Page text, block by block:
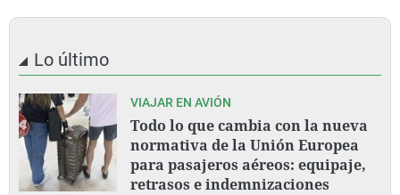
Lo último
VIAJAR EN AVIÓN
Todo lo que cambia con la nueva
normativa de la Unión Europea
para pasajeros aéreos: equipaje,
retrasos e indemnizaciones